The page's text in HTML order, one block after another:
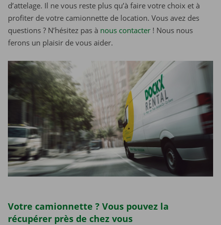
d’attelage. Il ne vous reste plus qu’à faire votre choix et à
profiter de votre camionnette de location. Vous avez des
questions ? N’hésitez pas à nous contacter ! Nous nous
ferons un plaisir de vous aider.
Votre camionnette ? Vous pouvez la
récupérer près de chez vous